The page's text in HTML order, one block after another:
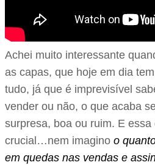
Achei muito interessante
as capas, que hoje em dia
tudo, já que é imprevisível
vender ou não, o que acaba
surpresa, boa ou ruim. E
crucial…nem imagino o
em quedas nas vendas e